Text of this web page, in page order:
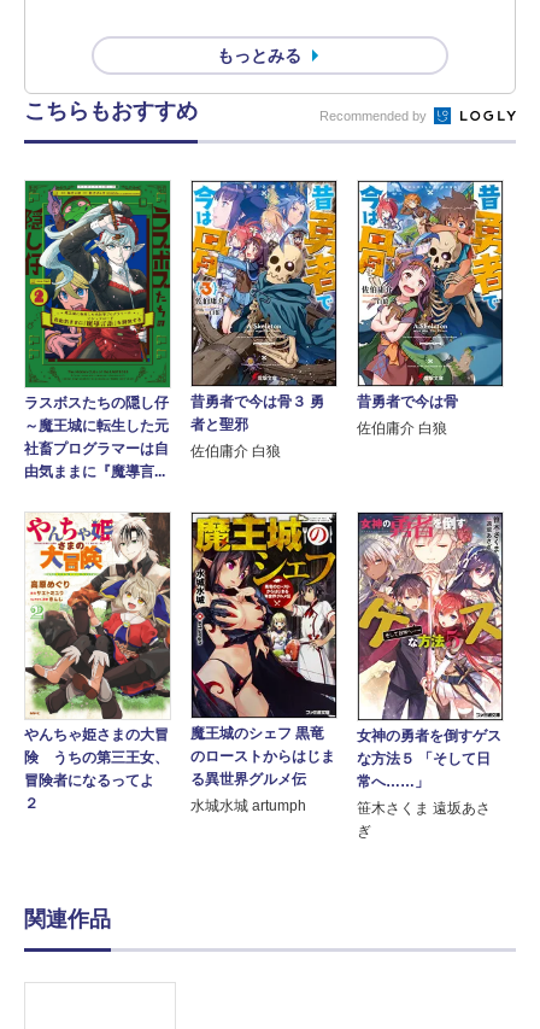
もっとみる
こちらもおすすめ Recommended by
ラスボスたちの隠し仔
～魔王城に転生した元
社畜プログラマーは自
由気ままに『魔導言...
昔勇者で今は骨３ 勇
者と聖邪
佐伯庸介 白狼
昔勇者で今は骨
佐伯庸介 白狼
やんちゃ姫さまの大冒
険 うちの第三王女、
冒険者になるってよ
２
魔王城のシェフ 黒竜
のローストからはじま
る異世界グルメ伝
水城水城 artumph
女神の勇者を倒すゲス
な方法５ 「そして日
常へ……」
笹木さくま 遠坂あさ
ぎ
関連作品